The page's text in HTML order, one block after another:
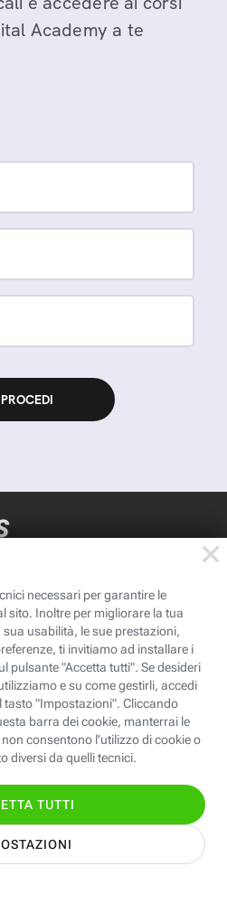
Academy a te